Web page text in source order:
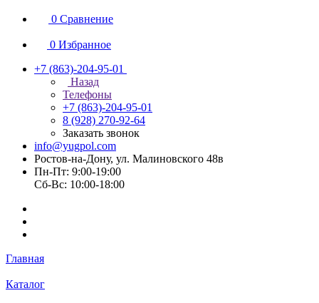
0 Сравнение
0 Избранное
+7 (863)-204-95-01
Назад
Телефоны
+7 (863)-204-95-01
8 (928) 270-92-64
Заказать звонок
info@yugpol.com
Ростов-на-Дону, ул. Малиновского 48в
Пн-Пт: 9:00-19:00
Cб-Вс: 10:00-18:00
Главная
Каталог